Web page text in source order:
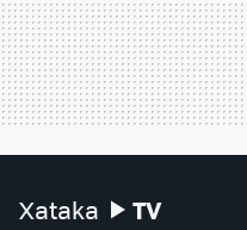
Xataka TV